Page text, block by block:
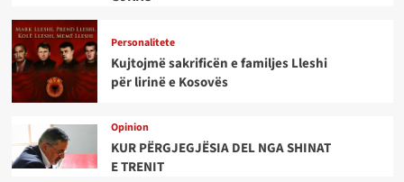
Personalitete
Kujtojmë sakrificën e familjes Lleshi
për lirinë e Kosovës
Opinion
KUR PËRGJEGJËSIA DEL NGA SHINAT
E TRENIT